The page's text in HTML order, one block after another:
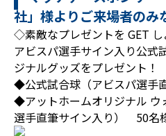
社」様よりご来場者のみ
◇素敵なプレゼントを GET
アビスパ選手サイン入り公式
ジナルグッズをプレゼント！
◆公式試合球（アビスパ選
◆アットホームオリジナル ウ
選手直筆サイン入り） 50名